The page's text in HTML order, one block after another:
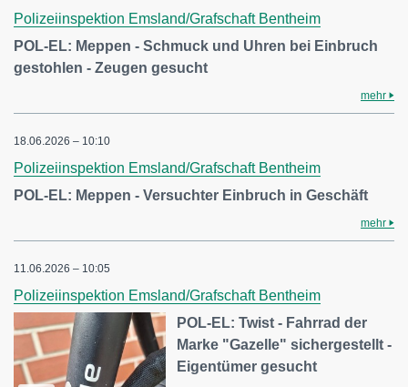
Polizeiinspektion Emsland/Grafschaft Bentheim
POL-EL: Meppen - Schmuck und Uhren bei Einbruch
gestohlen - Zeugen gesucht
mehr
18.06.2026 – 10:10
Polizeiinspektion Emsland/Grafschaft Bentheim
POL-EL: Meppen - Versuchter Einbruch in Geschäft
mehr
11.06.2026 – 10:05
Polizeiinspektion Emsland/Grafschaft Bentheim
POL-EL: Twist - Fahrrad der
Marke "Gazelle" sichergestellt -
Eigentümer gesucht